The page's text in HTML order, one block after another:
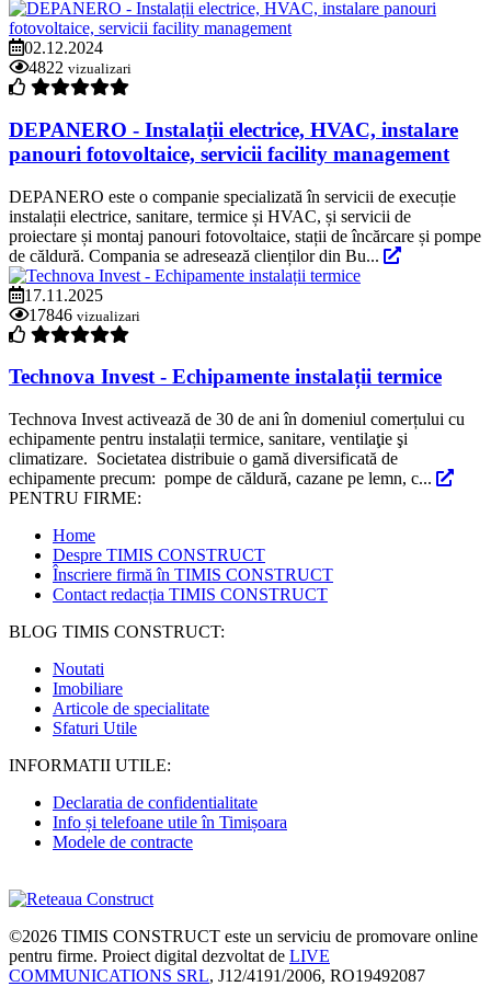
02.12.2024
4822 vizualizari
DEPANERO - Instalații electrice, HVAC, instalare
panouri fotovoltaice, servicii facility management
DEPANERO este o companie specializată în servicii de execuție
instalații electrice, sanitare, termice și HVAC, și servicii de
proiectare și montaj panouri fotovoltaice, stații de încărcare și pompe
de căldură. Compania se adresează clienților din Bu...
17.11.2025
17846 vizualizari
Technova Invest - Echipamente instalații termice
Technova Invest activează de 30 de ani în domeniul comerțului cu
echipamente pentru instalații termice, sanitare, ventilaţie şi
climatizare. Societatea distribuie o gamă diversificată de
echipamente precum: pompe de căldură, cazane pe lemn, c...
PENTRU FIRME:
Home
Despre TIMIS CONSTRUCT
Înscriere firmă în TIMIS CONSTRUCT
Contact redacția TIMIS CONSTRUCT
BLOG TIMIS CONSTRUCT:
Noutati
Imobiliare
Articole de specialitate
Sfaturi Utile
INFORMATII UTILE:
Declaratia de confidentialitate
Info și telefoane utile în Timișoara
Modele de contracte
©2026 TIMIS CONSTRUCT este un serviciu de promovare online
pentru firme. Proiect digital dezvoltat de LIVE
COMMUNICATIONS SRL, J12/4191/2006, RO19492087